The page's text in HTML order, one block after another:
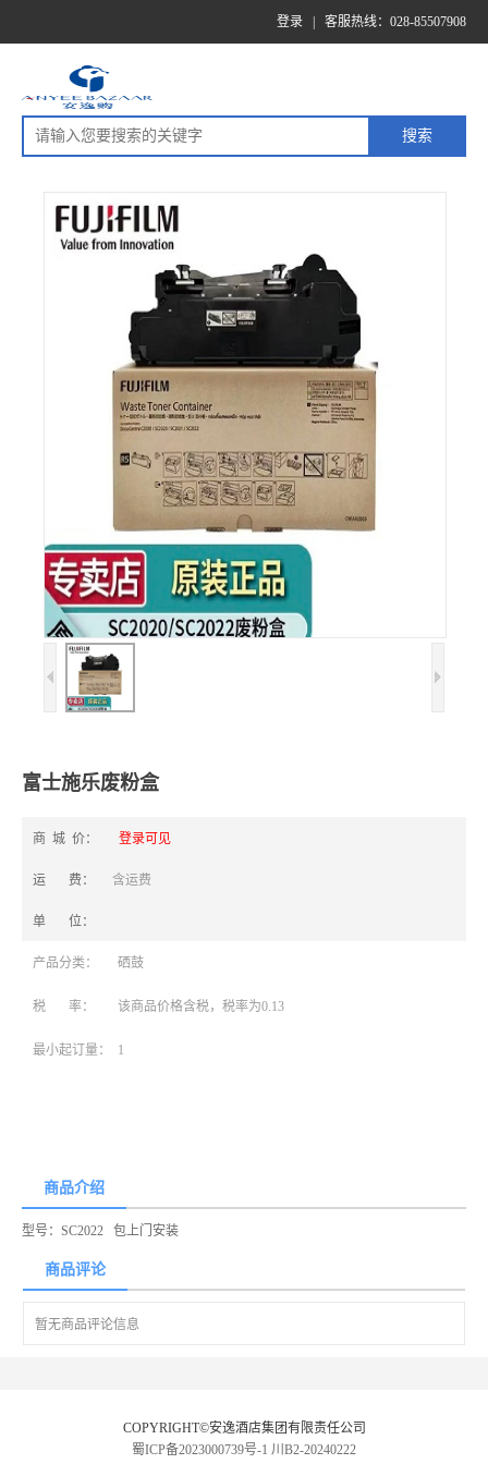
登录 客服热线：028-85507908
富士施乐废粉盒
商 城 价： 登录可见
运 费： 含运费
单 位：
产品分类： 硒鼓
税 率： 该商品价格含税，税率为0.13
最小起订量： 1
商品介绍
型号：SC2022 包上门安装
商品评论
暂无商品评论信息
COPYRIGHT©安逸酒店集团有限责任公司
蜀ICP备2023000739号-1 川B2-20240222